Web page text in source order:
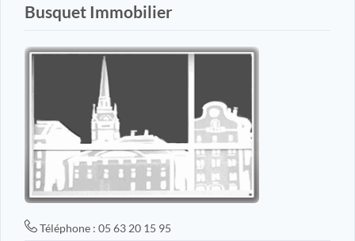
Busquet Immobilier
Téléphone : 05 63 20 15 95